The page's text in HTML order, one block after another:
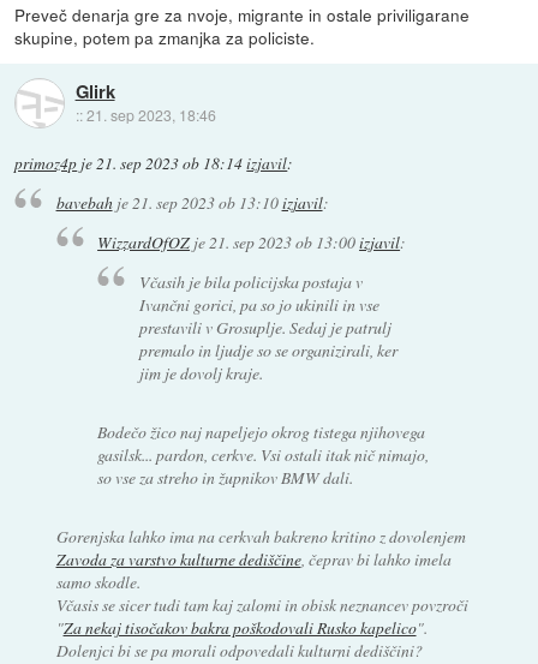
Preveč denarja gre za nvoje, migrante in ostale priviligarane
skupine, potem pa zmanjka za policiste.
Glirk
::21. sep 2023, 18:46
primoz4p je21. sep 2023 ob 18:14izjavil:
bavebahje21. sep 2023 ob 13:10izjavil:
WizzardOfOZje21. sep 2023 ob 13:00izjavil:
Včasih je bila policijska postaja v
Ivančni gorici, pa so jo ukinili in vse
prestavili v Grosuplje. Sedaj je patrulj
premalo in ljudje so se organizirali, ker
jim je dovolj kraje.
Bodečo žico naj napeljejo okrog tistega njihovega
gasilsk... pardon, cerkve. Vsi ostali itak nič nimajo,
so vse za streho in župnikov BMW dali.
Gorenjska lahko ima na cerkvah bakreno kritino z dovolenjem
Zavoda za varstvo kulturne dediščine, čeprav bi lahko imela
samo skodle.
Včasis se sicer tudi tam kaj zalomi in obisk neznancev povzroči
"Za nekaj tisočakov bakra poškodovali Rusko kapelico".
Dolenjci bi se pa morali odpovedali kulturni dediščini?